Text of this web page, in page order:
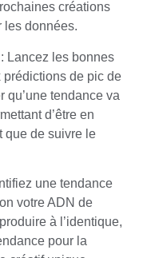
créations
les données.
: Lancez les bonnes
prédictions de pic de
qu’une tendance va
d’être en
que de suivre le
une tendance
votre ADN de
à l’identique,
pour la